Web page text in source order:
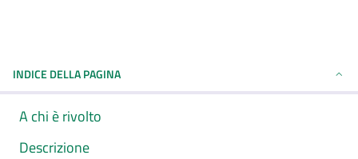
INDICE DELLA PAGINA
A chi è rivolto
Descrizione